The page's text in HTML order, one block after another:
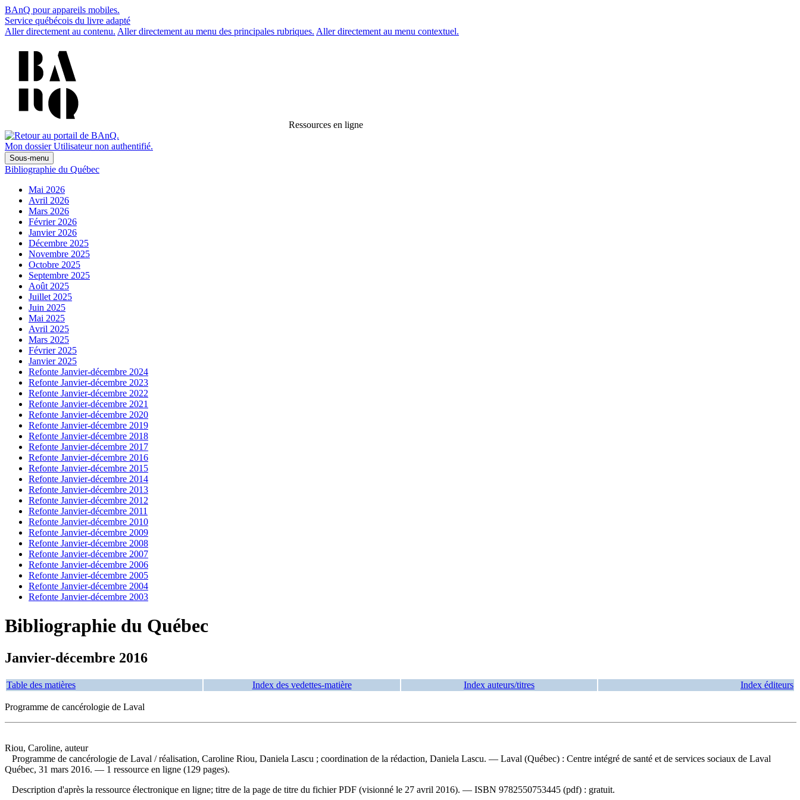
BAnQ pour appareils mobiles.
Service québécois du livre adapté
Aller directement au contenu. Aller directement au menu des principales rubriques. Aller directement au menu contextuel.
Ressources en ligne
Mon dossier Utilisateur non authentifié.
Sous-menu
Bibliographie du Québec
Mai 2026
Avril 2026
Mars 2026
Février 2026
Janvier 2026
Décembre 2025
Novembre 2025
Octobre 2025
Septembre 2025
Août 2025
Juillet 2025
Juin 2025
Mai 2025
Avril 2025
Mars 2025
Février 2025
Janvier 2025
Refonte Janvier-décembre 2024
Refonte Janvier-décembre 2023
Refonte Janvier-décembre 2022
Refonte Janvier-décembre 2021
Refonte Janvier-décembre 2020
Refonte Janvier-décembre 2019
Refonte Janvier-décembre 2018
Refonte Janvier-décembre 2017
Refonte Janvier-décembre 2016
Refonte Janvier-décembre 2015
Refonte Janvier-décembre 2014
Refonte Janvier-décembre 2013
Refonte Janvier-décembre 2012
Refonte Janvier-décembre 2011
Refonte Janvier-décembre 2010
Refonte Janvier-décembre 2009
Refonte Janvier-décembre 2008
Refonte Janvier-décembre 2007
Refonte Janvier-décembre 2006
Refonte Janvier-décembre 2005
Refonte Janvier-décembre 2004
Refonte Janvier-décembre 2003
Bibliographie du Québec
Janvier-décembre 2016
Table des matières Index des vedettes-matière Index auteurs/titres Index éditeurs
Programme de cancérologie de Laval
Riou, Caroline, auteur
Programme de cancérologie de Laval / réalisation, Caroline Riou, Daniela Lascu ; coordination de la rédaction, Daniela Lascu. — Laval (Québec) : Centre intégré de santé et de services sociaux de Laval
Québec, 31 mars 2016. — 1 ressource en ligne (129 pages).
Description d'après la ressource électronique en ligne; titre de la page de titre du fichier PDF (visionné le 27 avril 2016). — ISBN 9782550753445 (pdf) : gratuit.